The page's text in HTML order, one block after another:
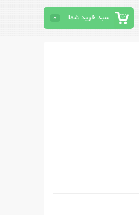
سبد خرید شما 0